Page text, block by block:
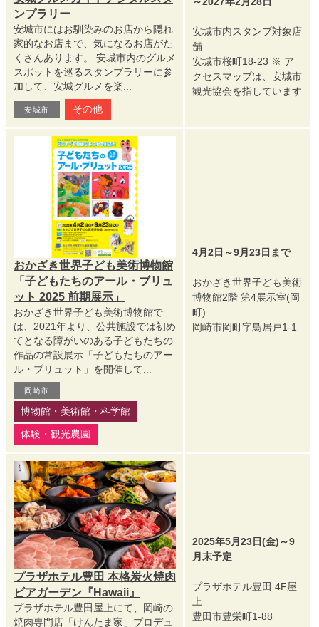
ンプラリー
安城市にはお馴染みのお店から隠れ
家的なお店まで、気になるお店がた
くさんあります。 安城市内のグルメ
スポットを巡るスタンプラリーに参
加して、安城グルメを楽...
安城市 その他
安城市内スタンプ対象店
舗
安城市桜町18-23 ※ ア
クセスマップは、安城市
観光協会を指しています
おかざき世界子ども美術博物館
「子どもたちのアール・ブリュ
ット 2025 前期展示」
おかざき世界子ども美術博物館で
は、2021年より、公共施設では初め
てとなる障がいのある子どもたちの
作品の常設展示「子どもたちのアー
ル・ブリュット」を開催して...
岡崎市
博物館・美術館・科学館
体験・観光農園
4月2日～9月23日まで
おかざき世界子ども美術
博物館2階 第4展示室(岡
町)
岡崎市岡町字鳥居戸1-1
プラザホテル豊田 本格炭火焼肉
ビアガーデン『Hawaii』
プラザホテル豊田屋上にて、岡崎の
焼肉専門店「けんたま家」プロデュ
2025年5月23日(金)～9
月末予定
プラザホテル豊田 4F屋
上
豊田市豊栄町1-88